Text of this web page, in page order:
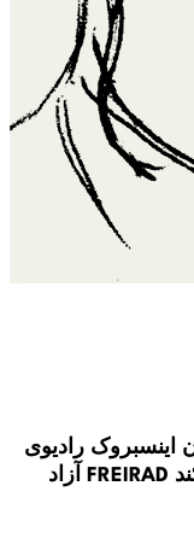
اینسبروک رادیوی